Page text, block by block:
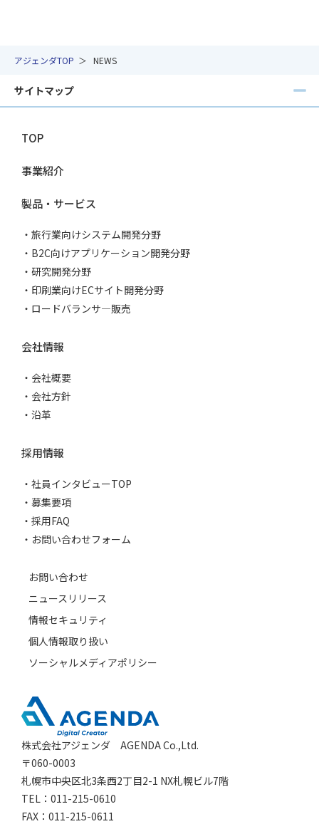
アジェンダTOP NEWS
サイトマップ
TOP
事業紹介
製品・サービス
旅行業向けシステム開発分野
B2C向けアプリケーション開発分野
研究開発分野
印刷業向けECサイト開発分野
ロードバランサ―販売
会社情報
会社概要
会社方針
沿革
採用情報
社員インタビューTOP
募集要項
採用FAQ
お問い合わせフォーム
お問い合わせ
ニュースリリース
情報セキュリティ
個人情報取り扱い
ソーシャルメディアポリシー
株式会社アジェンダ AGENDA Co.,Ltd.
〒060-0003
札幌市中央区北3条西2丁目2-1 NX札幌ビル7階
TEL：011-215-0610
FAX：011-215-0611